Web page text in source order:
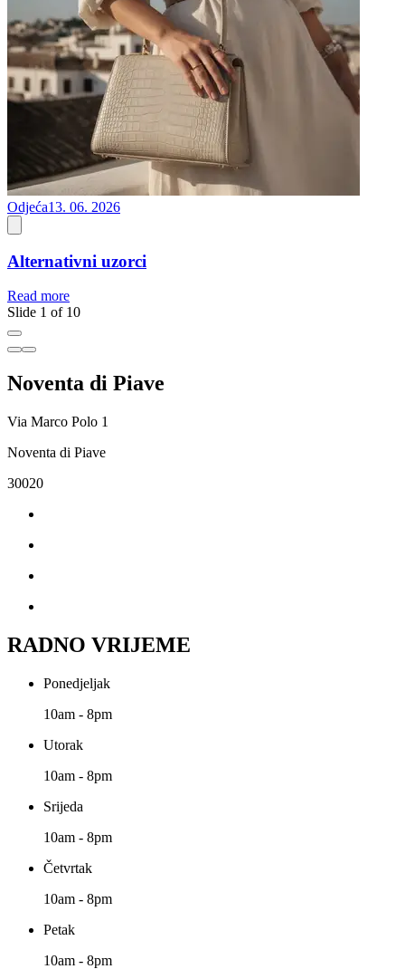
Odjeća13. 06. 2026
Alternativni uzorci
Read more
Slide 1 of 10
Noventa di Piave
Via Marco Polo 1
Noventa di Piave
30020
RADNO VRIJEME
Ponedjeljak
10am - 8pm
Utorak
10am - 8pm
Srijeda
10am - 8pm
Četvrtak
10am - 8pm
Petak
10am - 8pm